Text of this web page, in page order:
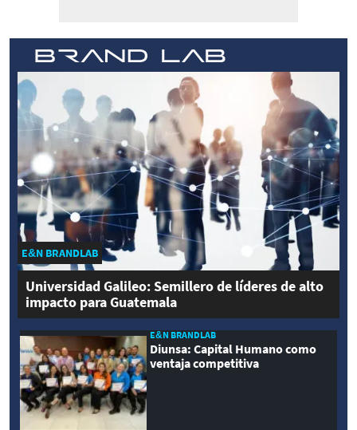
E&N BRANDLAB
Universidad Galileo: Semillero de líderes de alto
impacto para Guatemala
E&N BRANDLAB
Diunsa: Capital Humano como
ventaja competitiva